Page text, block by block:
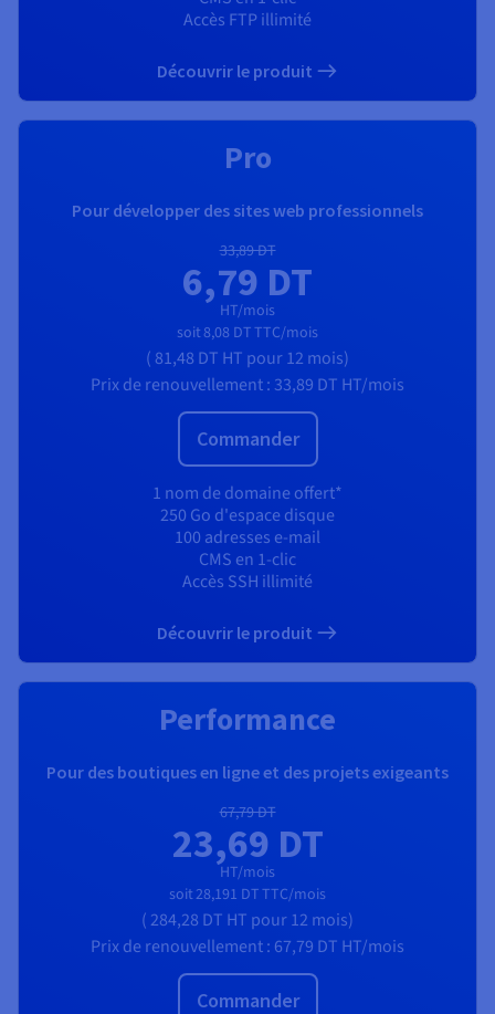
Accès FTP illimité
Découvrir le produit
Pro
Pour développer des sites web professionnels
33,89 DT
6,79 DT
HT/mois
soit8,08 DTTTC/mois
( 81,48 DT HT pour 12 mois)
Prix de renouvellement :33,89 DT HT/mois
Commander
1 nom de domaine offert*
250 Go d'espace disque
100 adresses e-mail
CMS en 1-clic
Accès SSH illimité
Découvrir le produit
Performance
Pour des boutiques en ligne et des projets exigeants
67,79 DT
23,69 DT
HT/mois
soit28,191 DTTTC/mois
(284,28 DT HT pour 12 mois)
Prix de renouvellement : 67,79 DT HT/mois
Commander